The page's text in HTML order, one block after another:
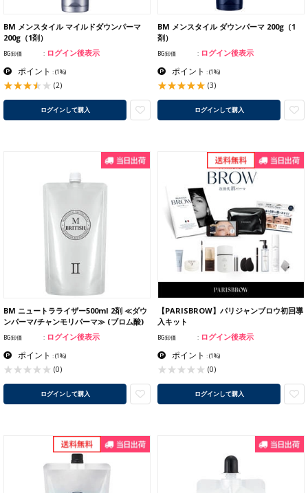
BM メンスタイル マイルドダウンパーマ
200g（1剤）
BG卸価 ログイン後表示
ポイント :(1%)
(2)
ログインして購入
BM メンスタイル ダウンパーマ 200g（1
剤）
BG卸価 ログイン後表示
ポイント :(1%)
(3)
ログインして購入
BM ニュートラライザー500ml 2剤 ≪ダウ
ンパーマ/チャンモリパーマ≫ (ブロム酸)
BG卸価 ログイン後表示
ポイント :(1%)
(0)
ログインして購入
【PARISBROW】パリジャンブロウ初回導
入キット
BG卸価 ログイン後表示
ポイント :(1%)
(0)
ログインして購入